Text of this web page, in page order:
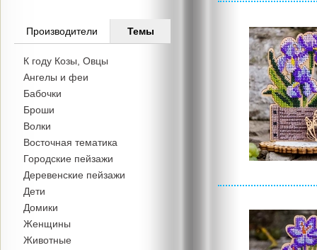
Производители Темы
К году Козы, Овцы
Ангелы и феи
Бабочки
Броши
Волки
Восточная тематика
Городские пейзажи
Деревенские пейзажи
Дети
Домики
Женщины
Животные